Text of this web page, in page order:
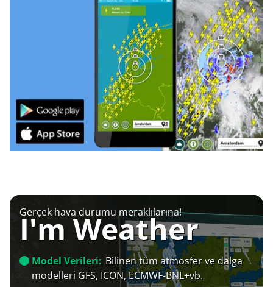
Gerçek hava durumu meraklılarına!
I'm Weather
Model Verileri: Bilinen tüm atmosfer ve dalga
modelleri GFS, ICON, ECMWF-BNL+vb.